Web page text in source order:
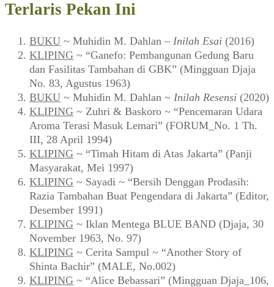
Terlaris Pekan Ini
BUKU ~ Muhidin M. Dahlan – Inilah Esai (2016)
KLIPING ~ “Ganefo: Pembangunan Gedung Baru
dan Fasilitas Tambahan di GBK” (Mingguan Djaja
No. 83, Agustus 1963)
BUKU ~ Muhidin M. Dahlan ~ Inilah Resensi (2020)
KLIPING ~ Zuhri & Baskoro ~ “Pencemaran Udara
Aroma Terasi Masuk Lemari” (FORUM_No. 1 Th.
III, 28 April 1994)
KLIPING ~ “Timah Hitam di Atas Jakarta” (Panji
Masyarakat, Mei 1997)
KLIPING ~ Sayadi ~ “Bersih Denggan Prodasih:
Razia Tambahan Buat Pengendara di Jakarta” (Editor,
Desember 1991)
KLIPING ~ Iklan Mentega BLUE BAND (Djaja, 30
November 1963, No. 97)
KLIPING ~ Cerita Sampul ~ “Another Story of
Shinta Bachir” (MALE, No.002)
KLIPING ~ “Alice Bebassari” (Mingguan Djaja_106,